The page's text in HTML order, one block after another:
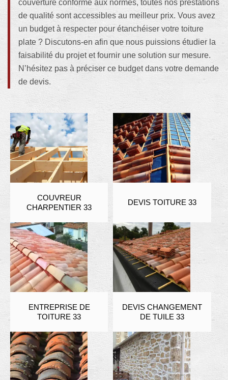
couverture conforme aux normes, toutes nos prestations
de qualité sont accessibles au meilleur prix. Vous avez
un budget à respecter pour étanchéiser votre toiture
plate ? Discutons-en afin que nous puissions étudier la
faisabilité du projet et fournir une solution sur mesure.
N’hésitez pas à préciser ce budget dans votre demande
de devis.
COUVREUR
CHARPENTIER 33
DEVIS TOITURE 33
ENTREPRISE DE
TOITURE 33
DEVIS CHANGEMENT
DE TUILE 33